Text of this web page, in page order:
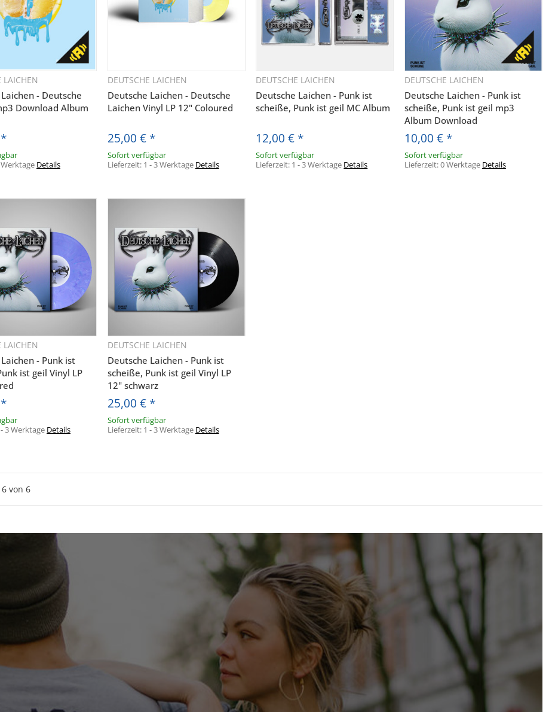
Schnellkauf
LAICHEN
- Deutsche
Download Album
*
Details
Schnellkauf
DEUTSCHE LAICHEN
Deutsche Laichen - Deutsche
Laichen Vinyl LP 12" Coloured
25,00 € *
Sofort verfügbar
Lieferzeit: 1 - 3 Werktage Details
Schnellkauf
DEUTSCHE LAICHEN
Deutsche Laichen - Punk ist
scheiße, Punk ist geil MC Album
12,00 € *
Sofort verfügbar
Lieferzeit: 1 - 3 Werktage Details
Schnellkauf
DEUTSCHE LAICHEN
Deutsche Laichen - Punk ist
scheiße, Punk ist geil mp3
Album Download
10,00 € *
Sofort verfügbar
Lieferzeit:0 Werktage Details
Schnellkauf
LAICHEN
- Punk ist
ist geil Vinyl LP
*
3 Werktage Details
Schnellkauf
DEUTSCHE LAICHEN
Deutsche Laichen - Punk ist
scheiße, Punk ist geil Vinyl LP
12" schwarz
25,00 € *
Sofort verfügbar
Lieferzeit: 1 - 3 Werktage Details
6 von 6
AUDIOLITH NEWSLETTER
ERHALTE DIE NEUESTEN AUDIOLITH UPDATES.
REGISTRIERE DICH JETZT!
ABONNIEREN
Bands zuzusenden. Mir ist bewusst, dass der Newsletter-Versand entsprechend
erfolgt. Ich weiß, dass meine Einwilligung freiwillig ist und ich sie
durch einfache Erklärung (per E-Mail an audiolith@audiolith.net, per Post an
International GmbH, Holstenkamp 42 (rechts), 22525 Hamburg, durch das
des Abbestelllinks in jeder Newsletter-E-Mail oder hier für die Zukunft widerrufen